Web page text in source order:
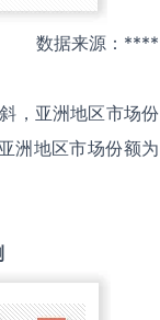
数据来源：****
，亚洲地区市场份
洲地区市场份额为